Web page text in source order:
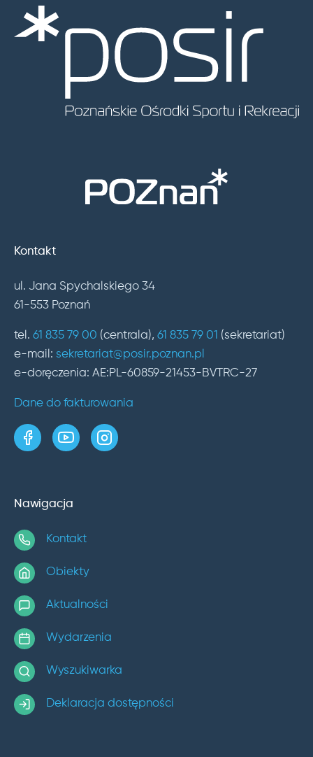
Kontakt
ul. Jana Spychalskiego 34
61-553 Poznań
tel. 61 835 79 00 (centrala), 61 835 79 01 (sekretariat)
e-mail: sekretariat@posir.poznan.pl
e-doręczenia: AE:PL-60859-21453-BVTRC-27
Dane do fakturowania
strona w serwisie Facebook
kanał w serwisie YouTube
profil w serwisie Instagram
Nawigacja
Kontakt
Obiekty
Aktualności
Wydarzenia
Wyszukiwarka
Deklaracja dostępności